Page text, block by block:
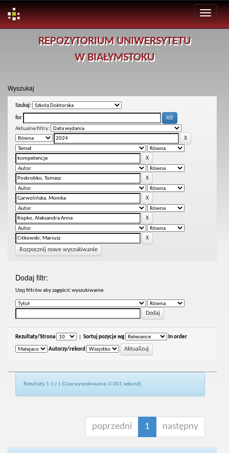
REPOZYTORIUM UNIWERSYTETU
W BIAŁYMSTOKU
Wyszukaj
Szukaj:
for
Aktualne filtry:
Rozpocznij nowe wyszukiwanie
Dodaj filtr:
Uzyj filtrów aby zagęścić wyszukiwanie.
Rezultaty/Strona Sortuj pozycje wg In order
Autorzy/rekord
Rezultaty 1-1 z 1 (Czas wyszukiwania: 0.001 sekund).
poprzedni 1 następny